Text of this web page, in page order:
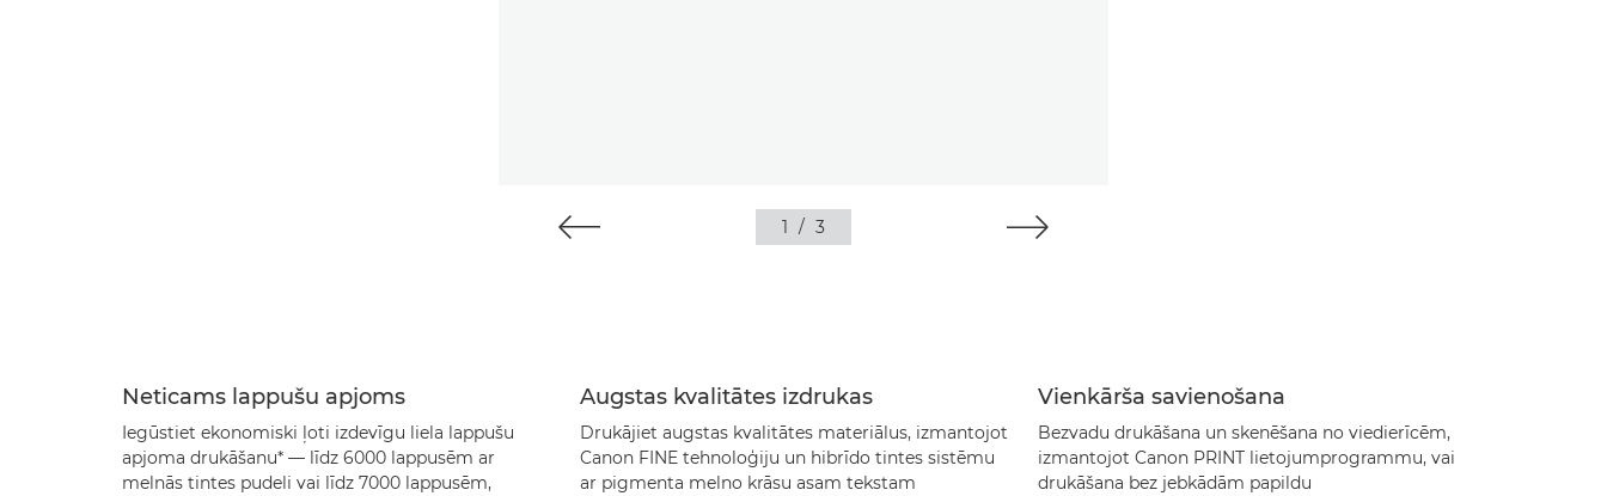
1 / 3
Neticams lappušu apjoms
Iegūstiet ekonomiski ļoti izdevīgu liela lappušu
apjoma drukāšanu* — līdz 6000 lappusēm ar
melnās tintes pudeli vai līdz 7000 lappusēm,
Augstas kvalitātes izdrukas
Drukājiet augstas kvalitātes materiālus, izmantojot
Canon FINE tehnoloģiju un hibrīdo tintes sistēmu
ar pigmenta melno krāsu asam tekstam
Vienkārša savienošana
Bezvadu drukāšana un skenēšana no viedierīcēm,
izmantojot Canon PRINT lietojumprogrammu, vai
drukāšana bez jebkādām papildu